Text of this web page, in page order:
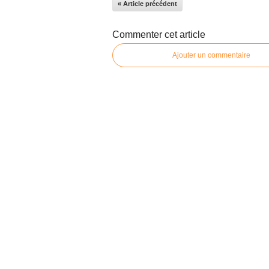
« Article précédent
Commenter cet article
Ajouter un commentaire